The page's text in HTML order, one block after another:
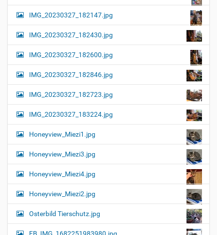
IMG_20230327_182147.jpg
IMG_20230327_182430.jpg
IMG_20230327_182600.jpg
IMG_20230327_182846.jpg
IMG_20230327_182723.jpg
IMG_20230327_183224.jpg
Honeyview_Miezi1.jpg
Honeyview_Miezi3.jpg
Honeyview_Miezi4.jpg
Honeyview_Miezi2.jpg
Osterbild Tierschutz.jpg